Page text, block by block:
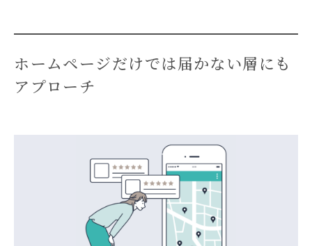
ホームページだけでは届かない層にも
アプローチ